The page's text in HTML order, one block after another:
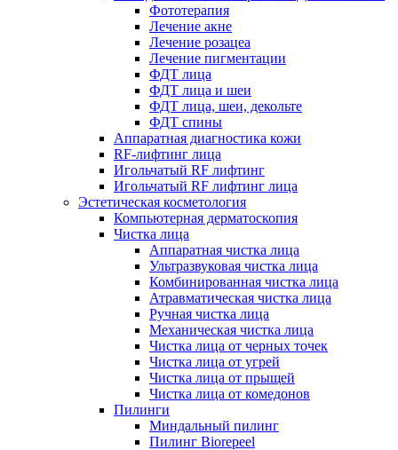
Фототерапия
Лечение акне
Лечение розацеа
Лечение пигментации
ФДТ лица
ФДТ лица и шеи
ФДТ лица, шеи, декольте
ФДТ спины
Аппаратная диагностика кожи
RF-лифтинг лица
Игольчатый RF лифтинг
Игольчатый RF лифтинг лица
Эстетическая косметология
Компьютерная дерматоскопия
Чистка лица
Аппаратная чистка лица
Ультразвуковая чистка лица
Комбинированная чистка лица
Атравматическая чистка лица
Ручная чистка лица
Механическая чистка лица
Чистка лица от черных точек
Чистка лица от угрей
Чистка лица от прыщей
Чистка лица от комедонов
Пилинги
Миндальный пилинг
Пилинг Biorepeel